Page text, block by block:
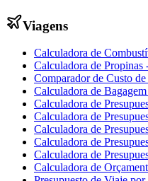
Viagens
Calculadora de
Calculadora de Propinas
Comparador de Custo
Calculadora de
Calculadora de
Calculadora de
Calculadora de
Calculadora de
Calculadora de
Calculadora de